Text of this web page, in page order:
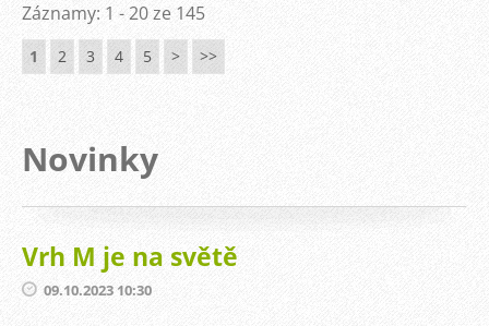
Záznamy: 1 - 20 ze 145
1 2 3 4 5 > >>
Novinky
Vrh M je na světě
09.10.2023 10:30